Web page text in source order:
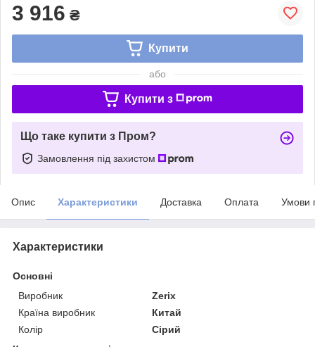
3 916 ₴
Купити
або
Купити з
Що таке купити з Пром?
Замовлення під захистом
Опис Характеристики Доставка Оплата Умови
Характеристики
Основні
Виробник
Zerix
Країна виробник
Китай
Колір
Сірий